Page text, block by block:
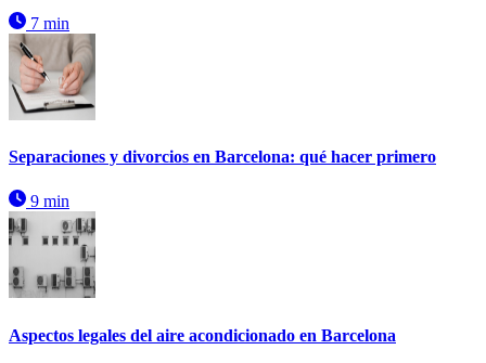
7 min
Separaciones y divorcios en Barcelona: qué hacer primero
9 min
Aspectos legales del aire acondicionado en Barcelona